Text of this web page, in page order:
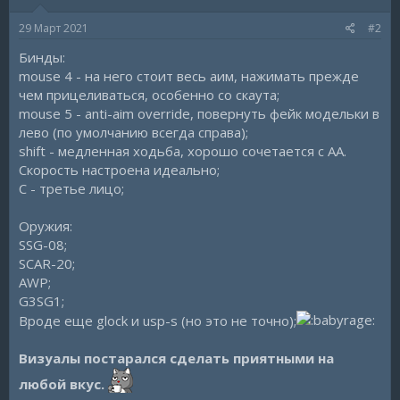
29 Март 2021 #2
Бинды:
mouse 4 - на него стоит весь аим, нажимать прежде
чем прицеливаться, особенно со скаута;
mouse 5 - anti-aim override, повернуть фейк модельки в
лево (по умолчанию всегда справа);
shift - медленная ходьба, хорошо сочетается с AA.
Скорость настроена идеально;
C - третье лицо;
Оружия:
SSG-08;
SCAR-20;
AWP;
G3SG1;
Вроде еще glock и usp-s (но это не точно);
Визуалы постарался сделать приятными на
любой вкус.